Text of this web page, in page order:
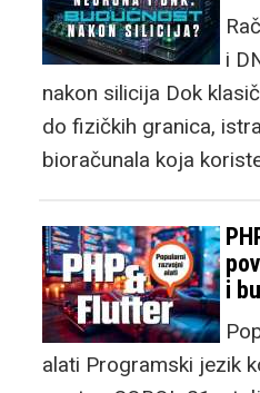
i
nakon silicija Dok
do fizičkih granica,
bioračunala koja
i
alati Programski jezik